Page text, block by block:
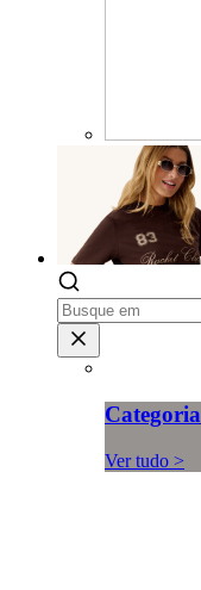
Categoria
Ver tudo >